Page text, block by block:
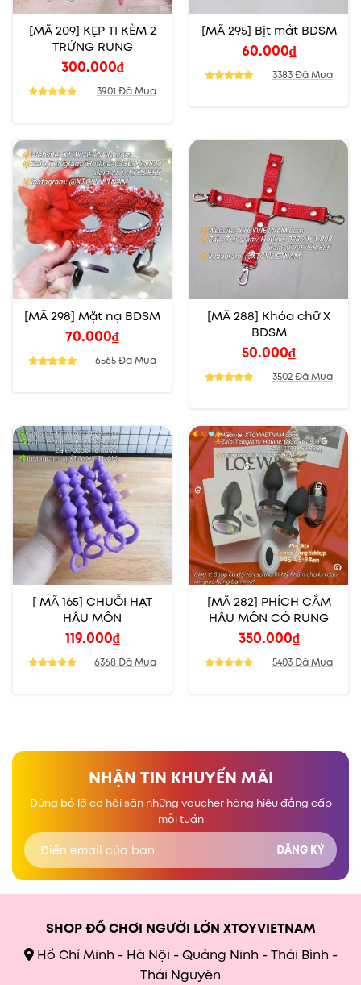
[MÃ 209] KẸP TI KÈM 2
TRỨNG RUNG
300.000₫
3901 Đã Mua
[MÃ 295] Bịt mắt BDSM
60.000₫
3383 Đã Mua
[MÃ 298] Mặt nạ BDSM
70.000₫
6565 Đã Mua
[MÃ 288] Khóa chữ X
BDSM
50.000₫
3502 Đã Mua
[ MÃ 165] CHUỖI HẠT
HẬU MÔN
119.000₫
6368 Đã Mua
[MÃ 282] PHÍCH CẮM
HẬU MÔN CÓ RUNG
350.000₫
5403 Đã Mua
NHẬN TIN KHUYẾN MÃI
Đừng bỏ lỡ cơ hội săn những voucher hàng hiệu đẳng cấp
mỗi tuần
SHOP ĐỒ CHƠI NGƯỜI LỚN XTOYVIETNAM
Hồ Chí Minh - Hà Nội - Quảng Ninh - Thái Bình -
Thái Nguyên